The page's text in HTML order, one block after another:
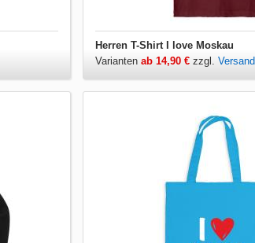
Herren T-Shirt I love Moskau
Varianten ab 14,90 €zzgl. Versand